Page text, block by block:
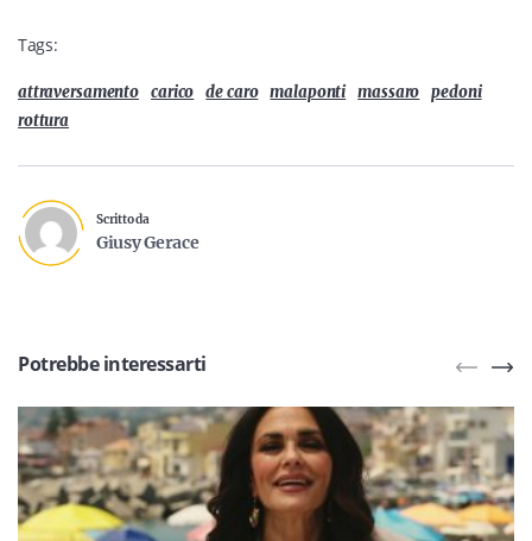
Tags:
attraversamento carico de caro malaponti massaro
pedoni
rottura
Scritto da
Giusy Gerace
Potrebbe interessarti